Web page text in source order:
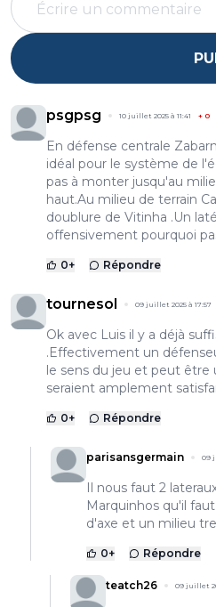
psgpsg 10 juillet 2025 à 11:41 + 0
En défense centrale
idéal pour le système de
pas à monter jusqu'au
haut.Au milieu de terrain
doublure de Vitinha .Un
offensivement pourquoi
0+ Répondre
tournesol 09 juillet 2025 à 17:57
Ok avec Luis il y a déjà
.Effectivement un
le sens du jeu et peut être
seraient amplement
0+ Répondre
parisansgermain 09
Il nous faut 2
Marquinhos qu'il
d'axe et un milieu
0+ Répondre
teatch26 09 juillet